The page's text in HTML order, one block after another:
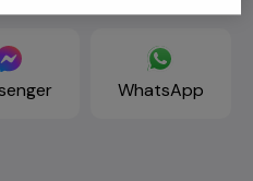
WhatsApp